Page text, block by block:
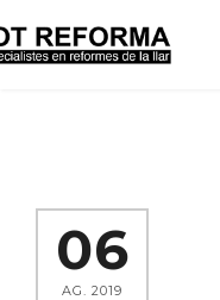
06
AG. 2019